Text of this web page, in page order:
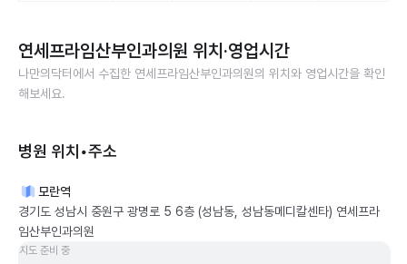
연세프라임산부인과의원 위치·영업시간
나만의닥터에서 수집한 연세프라임산부인과의원의 위치와 영업시간을 확인
해보세요.
병원 위치•주소
모란역
경기도 성남시 중원구 광명로 5 6층 (성남동, 성남동메디칼센타) 연세프라
임산부인과의원
지도 준비 중